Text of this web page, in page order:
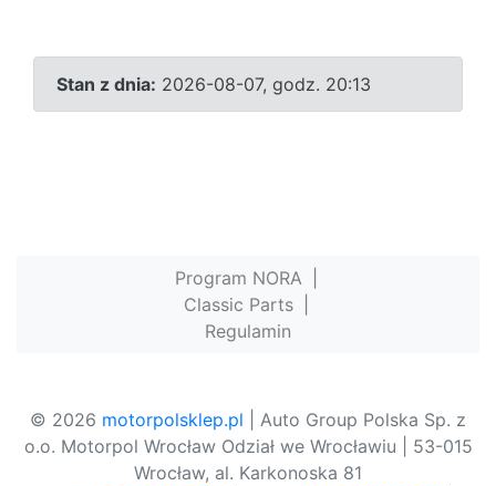
Stan z dnia: 2026-08-07, godz. 20:13
Program NORA
Classic Parts
Regulamin
© 2026 motorpolsklep.pl | Auto Group Polska Sp. z
o.o. Motorpol Wrocław Odział we Wrocławiu | 53-015
Wrocław, al. Karkonoska 81